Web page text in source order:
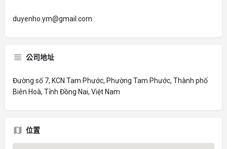
duyenho.ym@gmail.com
公司地址
Đường số 7, KCN Tam Phước, Phường Tam Phước, Thành phố
Biên Hoà, Tỉnh Đồng Nai, Việt Nam
位置